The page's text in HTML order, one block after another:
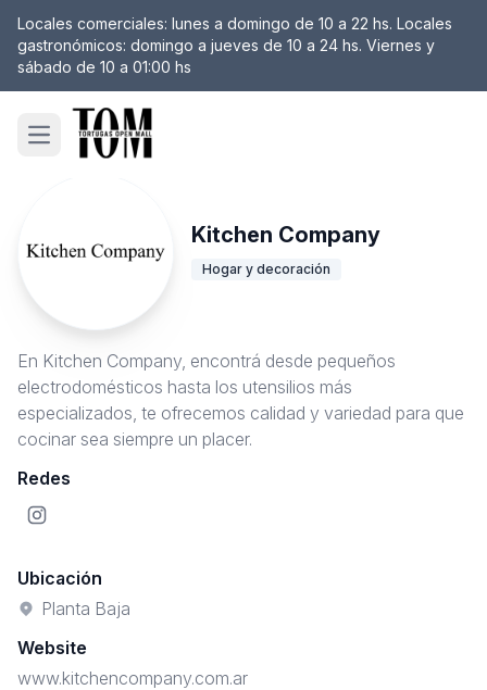
Locales comerciales: lunes a domingo de 10 a 22 hs. Locales
gastronómicos: domingo a jueves de 10 a 24 hs. Viernes y
sábado de 10 a 01:00 hs
Open main menu
Kitchen Company
Hogar y decoración
En Kitchen Company, encontrá desde pequeños
electrodomésticos hasta los utensilios más
especializados, te ofrecemos calidad y variedad para que
cocinar sea siempre un placer.
Redes
Ubicación
Planta Baja
Website
www.kitchencompany.com.ar